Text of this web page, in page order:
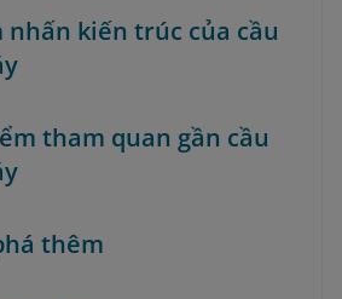
nhấn kiến trúc của cầu
tham quan gần cầu
thêm